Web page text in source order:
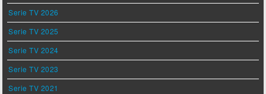
Serie TV 2026
Serie TV 2025
Serie TV 2024
Serie TV 2023
Serie TV 2021